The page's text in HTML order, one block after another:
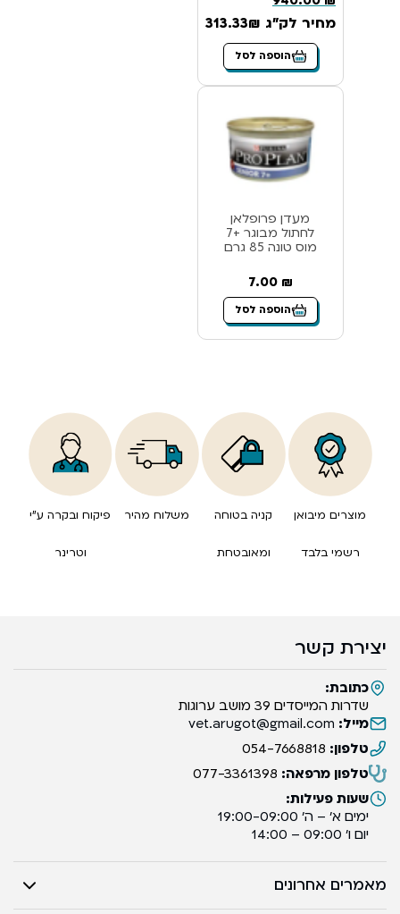
מחיר לק"ג 313.33₪
הוספה לסל
מעדן פרופלאן
לחתול מבוגר +7
מוס טונה 85 גרם
7.00 ₪
הוספה לסל
מוצרים מיבואן
רשמי בלבד
קניה בטוחה
ומאובטחת
משלוח מהיר פיקוח ובקרה ע”י
וטרינר
יצירת קשר
כתובת:
שדרות המייסדים 39 מושב ערוגות
מייל: vet.arugot@gmail.com
טלפון: 054-7668818
טלפון מרפאה: 077-3361398
שעות פעילות:
ימים א’ – ה’ 19:00-09:00
יום ו’ 09:00 – 14:00
מאמרים אחרונים